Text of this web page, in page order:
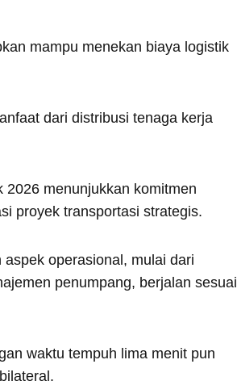
mampu menekan biaya logistik
dari distribusi tenaga kerja
2026 menunjukkan komitmen
proyek transportasi strategis.
operasional, mulai dari
penumpang, berjalan sesuai
waktu tempuh lima menit pun